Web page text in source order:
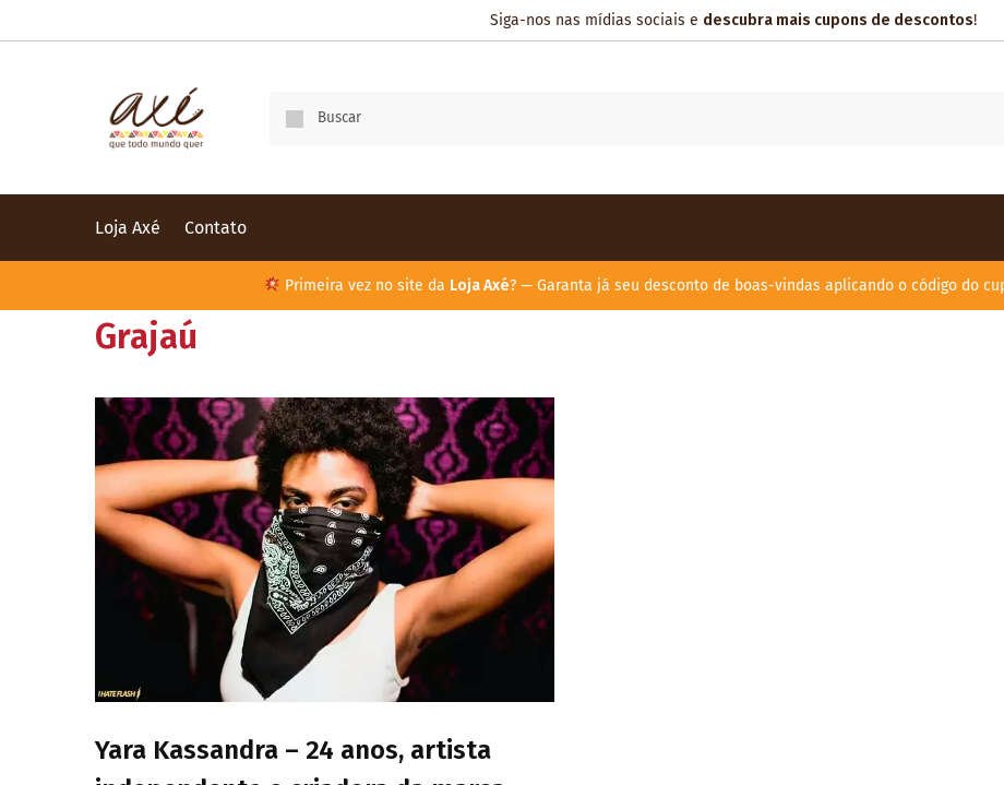
Siga-nos nas mídias sociais e descubra mais cupons de descontos!
Loja Axé Contato
Primeira vez no site da Loja Axé? — Garanta já seu desconto de boas-vindas aplicando o código do
Grajaú
Yara Kassandra – 24 anos, artista